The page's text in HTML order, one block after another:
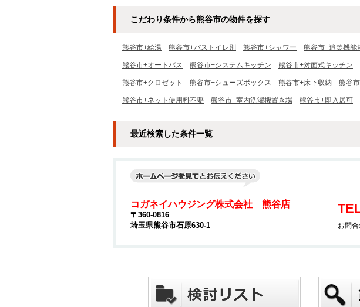
こだわり条件から熊谷市の物件を探す
熊谷市+給湯 熊谷市+バストイレ別 熊谷市+シャワー 熊谷市+追焚機能
熊谷市+オートバス 熊谷市+システムキッチン 熊谷市+対面式キッチン
熊谷市+クロゼット 熊谷市+シューズボックス 熊谷市+床下収納 熊谷
熊谷市+ネット使用料不要 熊谷市+室内洗濯機置き場 熊谷市+即入居可
最近検索した条件一覧
コガネイハウジング株式会社 熊谷店
〒360-0816
埼玉県熊谷市石原630-1
お問合